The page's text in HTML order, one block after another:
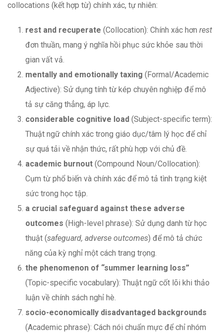
collocations (kết hợp từ) chính xác, tự nhiên:
rest and recuperate (Collocation): Chính xác hơn rest
đơn thuần, mang ý nghĩa hồi phục sức khỏe sau thời
gian vất vả.
mentally and emotionally taxing (Formal/Academic
Adjective): Sử dụng tính từ kép chuyên nghiệp để mô
tả sự căng thẳng, áp lực.
considerable cognitive load (Subject-specific term):
Thuật ngữ chính xác trong giáo dục/tâm lý học để chỉ
sự quá tải về nhận thức, rất phù hợp với chủ đề.
academic burnout (Compound Noun/Collocation):
Cụm từ phổ biến và chính xác để mô tả tình trạng kiệt
sức trong học tập.
a crucial safeguard against these adverse
outcomes (High-level phrase): Sử dụng danh từ học
thuật (safeguard, adverse outcomes) để mô tả chức
năng của kỳ nghỉ một cách trang trọng.
the phenomenon of “summer learning loss”
(Topic-specific vocabulary): Thuật ngữ cốt lõi khi thảo
luận về chính sách nghỉ hè.
socio-economically disadvantaged backgrounds
(Academic phrase): Cách nói chuẩn mực để chỉ nhóm